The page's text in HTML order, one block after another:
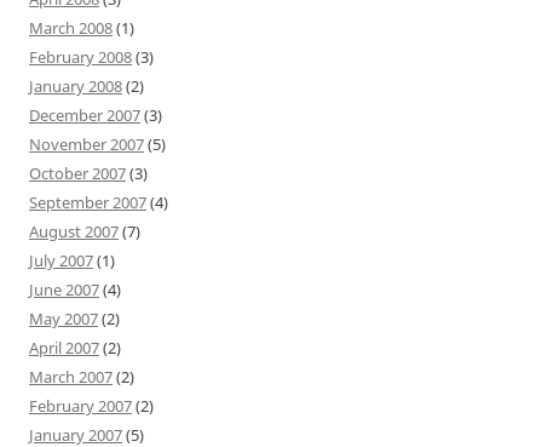
March 2008(1)
February 2008(3)
January 2008(2)
December 2007(3)
November 2007(5)
October 2007(3)
September 2007(4)
August 2007(7)
July 2007(1)
June 2007(4)
May 2007(2)
April 2007(2)
March 2007(2)
February 2007(2)
January 2007(5)